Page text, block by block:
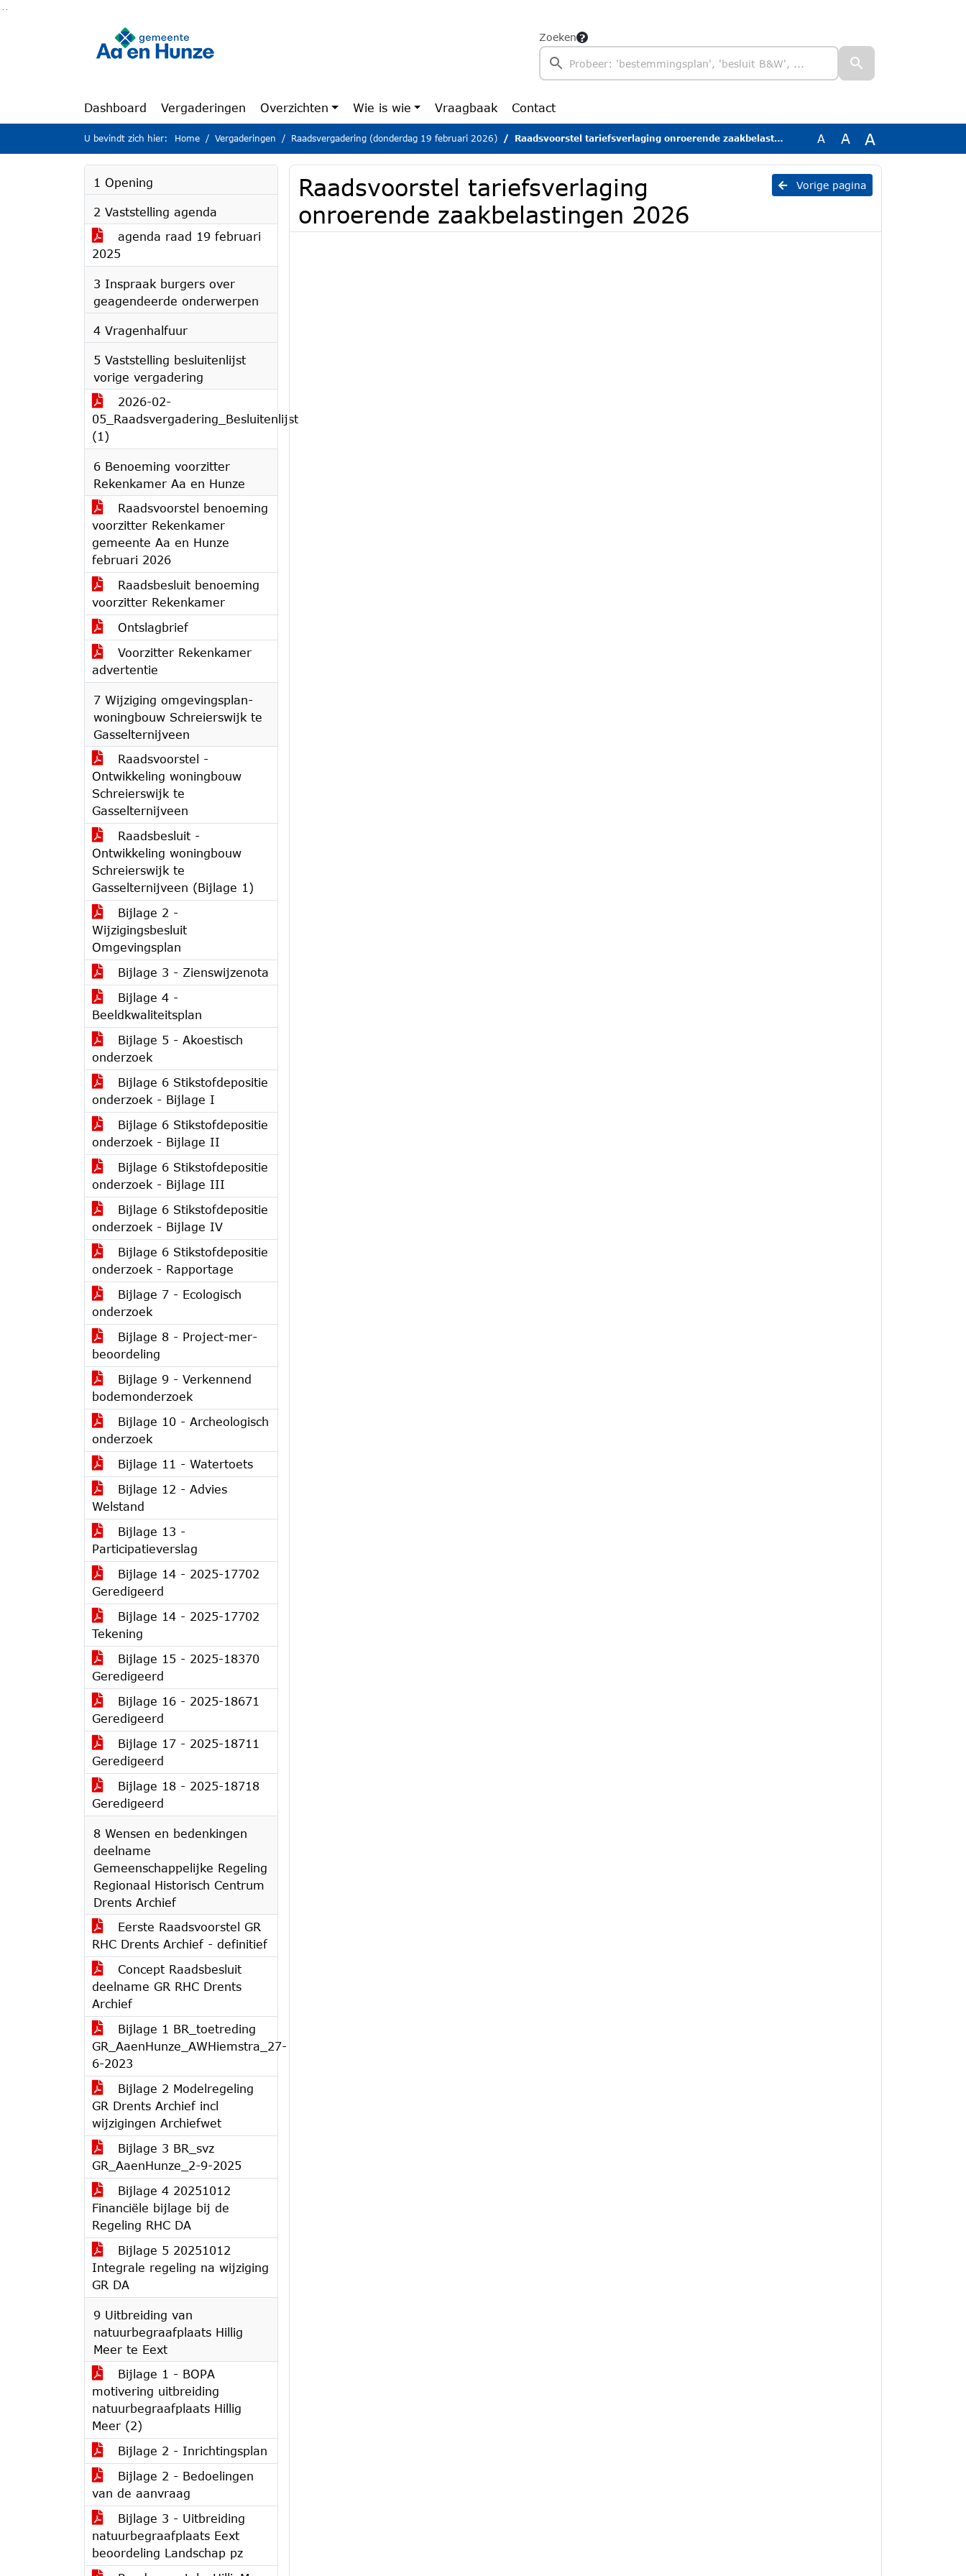
Zoeken
Dashboard Vergaderingen Overzichten Wie is wie Vraagbaak Contact
U bevindt zich hier: Home Vergaderingen Raadsvergadering (donderdag 19 februari 2026) Raadsvoorstel tariefsverlaging onroerende zaakbelastingen 2026 A A A
1 Opening
2 Vaststelling agenda
agenda raad 19 februari
2025
3 Inspraak burgers over
geagendeerde onderwerpen
4 Vragenhalfuur
5 Vaststelling besluitenlijst
vorige vergadering
2026-02-
05_Raadsvergadering_Besluitenlijst
(1)
6 Benoeming voorzitter
Rekenkamer Aa en Hunze
Raadsvoorstel benoeming
voorzitter Rekenkamer
gemeente Aa en Hunze
februari 2026
Raadsbesluit benoeming
voorzitter Rekenkamer
Ontslagbrief
Voorzitter Rekenkamer
advertentie
7 Wijziging omgevingsplan-
woningbouw Schreierswijk te
Gasselternijveen
Raadsvoorstel -
Ontwikkeling woningbouw
Schreierswijk te
Gasselternijveen
Raadsbesluit -
Ontwikkeling woningbouw
Schreierswijk te
Gasselternijveen (Bijlage 1)
Bijlage 2 -
Wijzigingsbesluit
Omgevingsplan
Bijlage 3 - Zienswijzenota
Bijlage 4 -
Beeldkwaliteitsplan
Bijlage 5 - Akoestisch
onderzoek
Bijlage 6 Stikstofdepositie
onderzoek - Bijlage I
Bijlage 6 Stikstofdepositie
onderzoek - Bijlage II
Bijlage 6 Stikstofdepositie
onderzoek - Bijlage III
Bijlage 6 Stikstofdepositie
onderzoek - Bijlage IV
Bijlage 6 Stikstofdepositie
onderzoek - Rapportage
Bijlage 7 - Ecologisch
onderzoek
Bijlage 8 - Project-mer-
beoordeling
Bijlage 9 - Verkennend
bodemonderzoek
Bijlage 10 - Archeologisch
onderzoek
Bijlage 11 - Watertoets
Bijlage 12 - Advies
Welstand
Bijlage 13 -
Participatieverslag
Bijlage 14 - 2025-17702
Geredigeerd
Bijlage 14 - 2025-17702
Tekening
Bijlage 15 - 2025-18370
Geredigeerd
Bijlage 16 - 2025-18671
Geredigeerd
Bijlage 17 - 2025-18711
Geredigeerd
Bijlage 18 - 2025-18718
Geredigeerd
8 Wensen en bedenkingen
deelname
Gemeenschappelijke Regeling
Regionaal Historisch Centrum
Drents Archief
Eerste Raadsvoorstel GR
RHC Drents Archief - definitief
Concept Raadsbesluit
deelname GR RHC Drents
Archief
Bijlage 1 BR_toetreding
GR_AaenHunze_AWHiemstra_27-
6-2023
Bijlage 2 Modelregeling
GR Drents Archief incl
wijzigingen Archiefwet
Bijlage 3 BR_svz
GR_AaenHunze_2-9-2025
Bijlage 4 20251012
Financiële bijlage bij de
Regeling RHC DA
Bijlage 5 20251012
Integrale regeling na wijziging
GR DA
9 Uitbreiding van
natuurbegraafplaats Hillig
Meer te Eext
Bijlage 1 - BOPA
motivering uitbreiding
natuurbegraafplaats Hillig
Meer (2)
Bijlage 2 - Inrichtingsplan
Bijlage 2 - Bedoelingen
van de aanvraag
Bijlage 3 - Uitbreiding
natuurbegraafplaats Eext
beoordeling Landschap pz
Vorige pagina
Raadsvoorstel tariefsverlaging
onroerende zaakbelastingen 2026